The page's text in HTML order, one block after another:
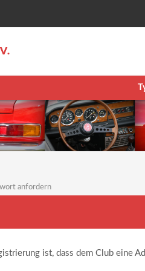
anfordern
ist, dass dem Club eine